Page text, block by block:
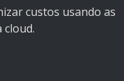
custos usando as